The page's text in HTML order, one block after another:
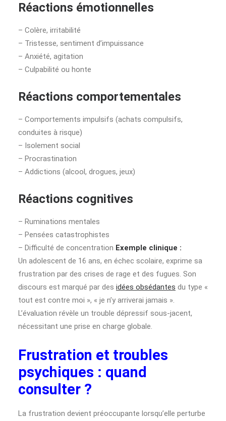
Réactions émotionnelles
– Colère, irritabilité
– Tristesse, sentiment d’impuissance
– Anxiété, agitation
– Culpabilité ou honte
Réactions comportementales
– Comportements impulsifs (achats compulsifs,
conduites à risque)
– Isolement social
– Procrastination
– Addictions (alcool, drogues, jeux)
Réactions cognitives
– Ruminations mentales
– Pensées catastrophistes
– Difficulté de concentration Exemple clinique :
Un adolescent de 16 ans, en échec scolaire, exprime sa
frustration par des crises de rage et des fugues. Son
discours est marqué par des idées obsédantes du type «
tout est contre moi », « je n’y arriverai jamais ».
L’évaluation révèle un trouble dépressif sous-jacent,
nécessitant une prise en charge globale.
Frustration et troubles
psychiques : quand
consulter ?
La frustration devient préoccupante lorsqu’elle perturbe